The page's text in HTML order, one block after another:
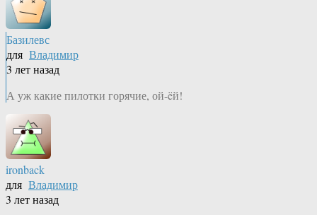
Базилевс
для Владимир
3 лет назад
А уж какие пилотки горячие, ой-ëй!
ironback
для Владимир
3 лет назад